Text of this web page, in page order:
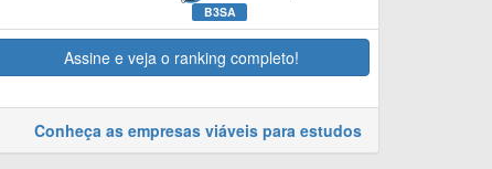
B3SA
Assine e veja o ranking completo!
Conheça as empresas viáveis para estudos